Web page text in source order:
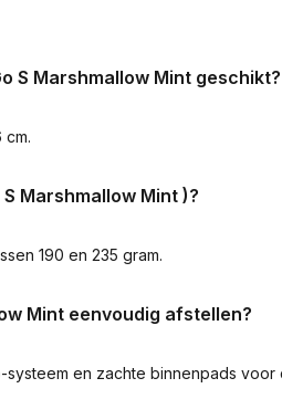
S Marshmallow Mint geschikt?
Marshmallow Mint )?
190 en 235 gram.
Mint eenvoudig afstellen?
en zachte binnenpads voor